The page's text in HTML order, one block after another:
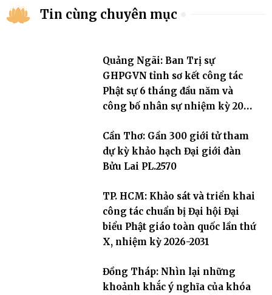
Tin cùng chuyên mục
Quảng Ngãi: Ban Trị sự
GHPGVN tỉnh sơ kết công tác
Phật sự 6 tháng đầu năm và
công bố nhân sự nhiệm kỳ 2026
Cần Thơ: Gần 300 giới tử tham
dự kỳ khảo hạch Đại giới đàn
Bửu Lai PL.2570
TP. HCM: Khảo sát và triển khai
công tác chuẩn bị Đại hội Đại
biểu Phật giáo toàn quốc lần thứ
X, nhiệm kỳ 2026-2031
Đồng Tháp: Nhìn lại những
khoảnh khắc ý nghĩa của khóa